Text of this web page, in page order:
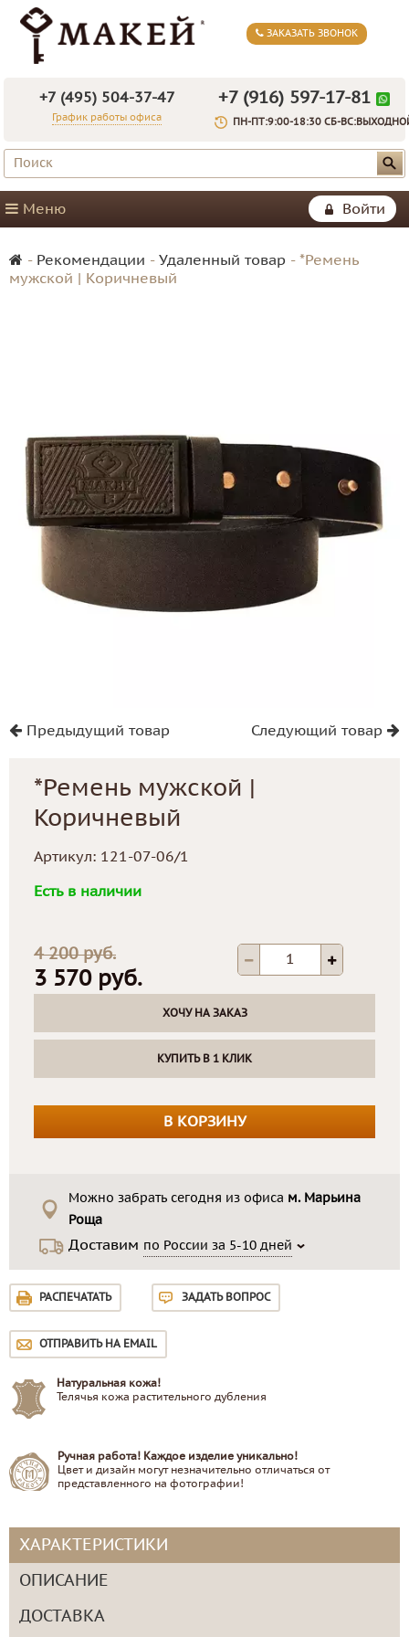
ЗАКАЗАТЬ ЗВОНОК
+7 (495) 504-37-47
График работы офиса
+7 (916) 597-17-81
ПН-ПТ:9:00-18:30 СБ-
Войти
Меню
- Рекомендации - Удаленный товар - *Ремень
мужской | Коричневый
Предыдущий товар Следующий товар
*Ремень мужской |
Коричневый
Артикул: 121-07-06/1
Есть в наличии
4 200 руб.
3 570 руб.
ХОЧУ НА ЗАКАЗ
КУПИТЬ В 1 КЛИК
В КОРЗИНУ
Можно забрать сегодня из офиса м. Марьина
Роща
Доставим по России за 5-10 дней
РАСПЕЧАТАТЬ ЗАДАТЬ ВОПРОС
ОТПРАВИТЬ НА EMAIL
Натуральная кожа!
Телячья кожа растительного дубления
Ручная работа! Каждое изделие уникально!
Цвет и дизайн могут незначительно отличаться от
представленного на фотографии!
ХАРАКТЕРИСТИКИ
ОПИСАНИЕ
ДОСТАВКА